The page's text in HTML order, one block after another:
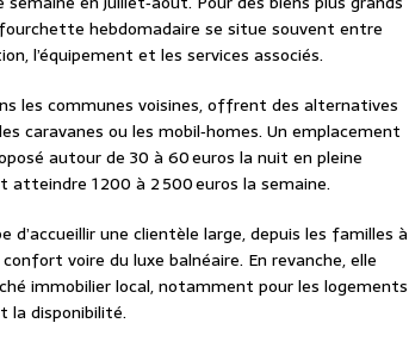
hebdomadaire se situe souvent entre
l’équipement et les services associés.
les communes voisines, offrent des alternatives
caravanes ou les mobil‑homes. Un emplacement
autour de 30 à 60 euros la nuit en pleine
atteindre 1 200 à 2 500 euros la semaine.
une clientèle large, depuis les familles à
voire du luxe balnéaire. En revanche, elle
immobilier local, notamment pour les logements
la disponibilité.